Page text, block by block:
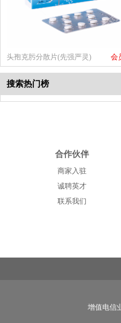
会
头孢克肟分散片(先强严灵)
搜索热门榜
合作伙伴
商家入驻
诚聘英才
联系我们
增值电信